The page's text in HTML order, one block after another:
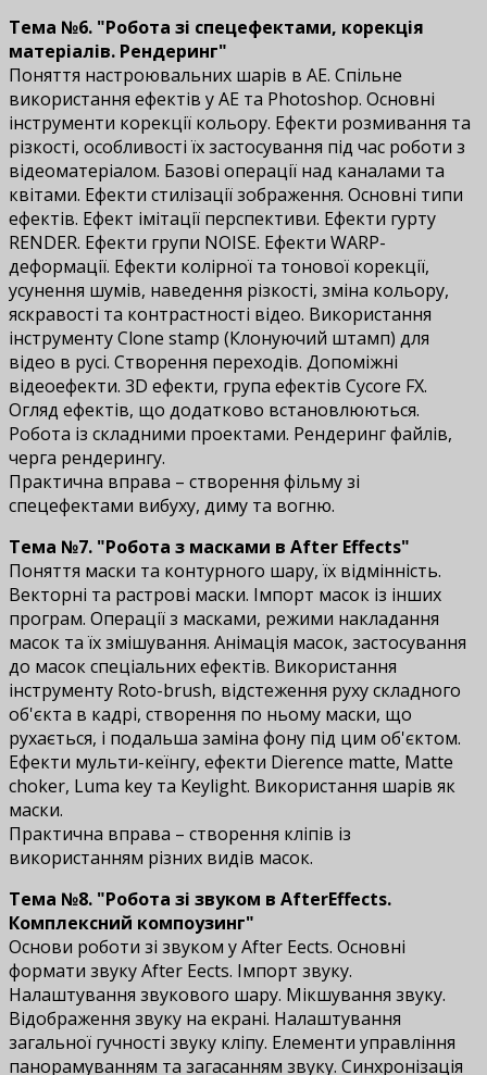
Тема №6. "Робота зі спецефектами, корекція
матеріалів. Рендеринг"
Поняття настроювальних шарів в АЕ. Спільне
використання ефектів у AЕ та Photoshop. Основні
інструменти корекції кольору. Ефекти розмивання та
різкості, особливості їх застосування під час роботи з
відеоматеріалом. Базові операції над каналами та
квітами. Ефекти стилізації зображення. Основні типи
ефектів. Ефект імітації перспективи. Ефекти гурту
RENDER. Ефекти групи NOISE. Ефекти WARP-
деформації. Ефекти колірної та тонової корекції,
усунення шумів, наведення різкості, зміна кольору,
яскравості та контрастності відео. Використання
інструменту Clone stamp (Клонуючий штамп) для
відео в русі. Створення переходів. Допоміжні
відеоефекти. 3D ефекти, група ефектів Cycore FX.
Огляд ефектів, що додатково встановлюються.
Робота із складними проектами. Рендеринг файлів,
черга рендерингу.
Практична вправа – створення фільму зі
спецефектами вибуху, диму та вогню.
Тема №7. "Робота з масками в After Effects"
Поняття маски та контурного шару, їх відмінність.
Векторні та растрові маски. Імпорт масок із інших
програм. Операції з масками, режими накладання
масок та їх змішування. Анімація масок, застосування
до масок спеціальних ефектів. Використання
інструменту Roto-brush, відстеження руху складного
об'єкта в кадрі, створення по ньому маски, що
рухається, і подальша заміна фону під цим об'єктом.
Ефекти мульти-кеїнгу, ефекти Difference matte, Matte
choker, Luma key та Keylight. Використання шарів як
маски.
Практична вправа – створення кліпів із
використанням різних видів масок.
Тема №8. "Робота зі звуком в AfterEffects.
Комплексний компоузинг"
Основи роботи зі звуком у After Effects. Основні
формати звуку After Effects. Імпорт звуку.
Налаштування звукового шару. Мікшування звуку.
Відображення звуку на екрані. Налаштування
загальної гучності звуку кліпу. Елементи управління
панорамуванням та загасанням звуку. Синхронізація